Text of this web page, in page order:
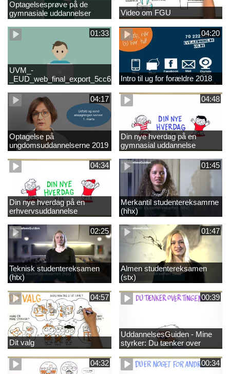
Optagelsesprøve på de
gymnasiale uddannelser
Video om FGU
01:33
UVM_-
04:20
Intro til ug for forældre 2018
04:17
Optagelse på
ungdomsuddannelserne 2019
04:48
Din nye hverdag på en
gymnasial uddannelse
04:34
Din nye hverdag på en
erhvervsuddannelse
01:45
Merkantil studentereksamrne
(hhx)
02:25
Teknisk studentereksamen
(htx)
01:47
Almen studentereksamen
(stx)
04:57
Dit valg
00:39
UddannelsesGuiden - Mine
styrker: Du tænker over
tingene
04:32
00:34